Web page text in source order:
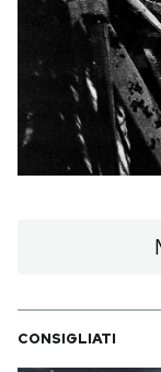
NEWSLETTER
I MIEI
SHOP
Area
CONSIGLIATI